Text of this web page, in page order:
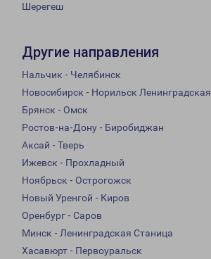
Шерегеш
Другие направления
Нальчик - Челябинск
Новосибирск - Норильск Ленинградская
Брянск - Омск
Ростов-на-Дону - Биробиджан
Аксай - Тверь
Ижевск - Прохладный
Ноябрьск - Острогожск
Новый Уренгой - Киров
Оренбург - Саров
Минск - Ленинградская Станица
Хасавюрт - Первоуральск